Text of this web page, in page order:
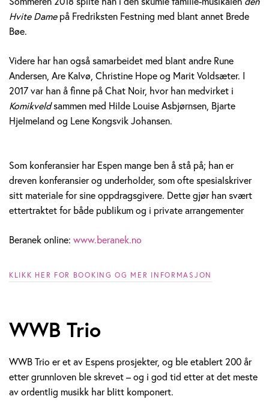
Hvite Damepå Fredriksten Festning med blant annet Brede
Bøe.
Videre har han også samarbeidet med blant andre Rune
Andersen, Are Kalvø, Christine Hope og Marit Voldsæter. I
2017 var han å finne på Chat Noir, hvor han medvirket i
Komikveldsammen med Hilde Louise Asbjørnsen, Bjarte
Hjelmeland og Lene Kongsvik Johansen.
Som konferansier har Espen mange ben å stå på; han er
dreven konferansier og underholder, som ofte spesialskriver
sitt materiale for sine oppdragsgivere. Dette gjør han svært
ettertraktet for både publikum og i private arrangementer
Beranek online: www.beranek.no
KLIKK HER FOR BOOKING OG MER INFORMASJON
WWB Trio
WWB Trio er et av Espens prosjekter, og ble etablert 200 år
etter grunnloven ble skrevet – og i god tid etter at det meste
av ordentlig musikk har blitt komponert.